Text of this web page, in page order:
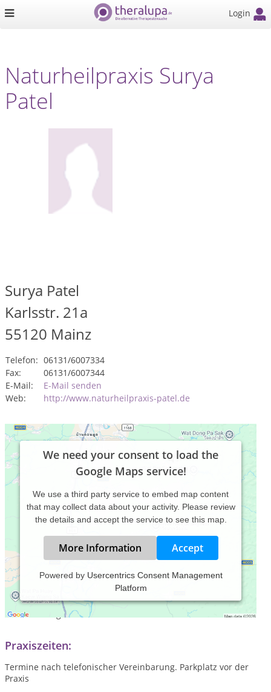
Login
Naturheilpraxis Surya
Patel
Surya Patel
Karlsstr. 21a
55120 Mainz
Telefon: 06131/6007334
Fax:
06131/6007344
E-Mail:
E-Mail senden
Web:
http://www.naturheilpraxis-patel.de
We need your consent to load the
Google Maps service!
We use a third party service to embed map content
that may collect data about your activity. Please review
the details and accept the service to see this map.
More Information Accept
Powered by Usercentrics Consent Management
Platform
Ich bin seit 2008 als Heilpraktikerin in eigener Praxis tätig.
Mein Spektrum ist sehr vielseitig und individuell auf den
Patienten abgestimmt.
Praxiszeiten:
Termine nach telefonischer Vereinbarung. Parkplatz vor der
Praxis